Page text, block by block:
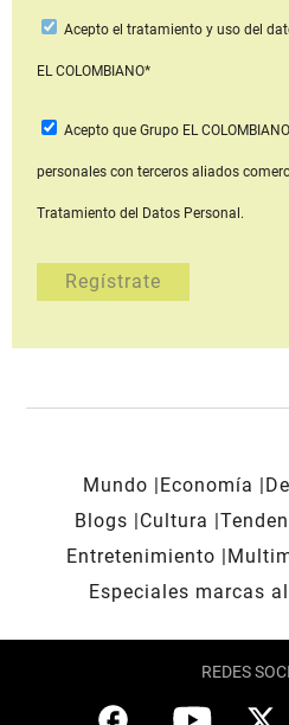
Acepto el tratamiento y uso del
EL COLOMBIANO*
Acepto que Grupo EL
personales con terceros aliados
Tratamiento del Datos Personal.
Mundo Economía
Blogs
Cultura
Entretenimiento
Especiales marcas
REDES